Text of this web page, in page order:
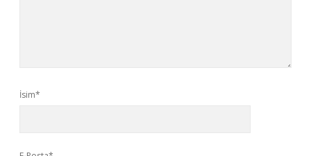
İsim*